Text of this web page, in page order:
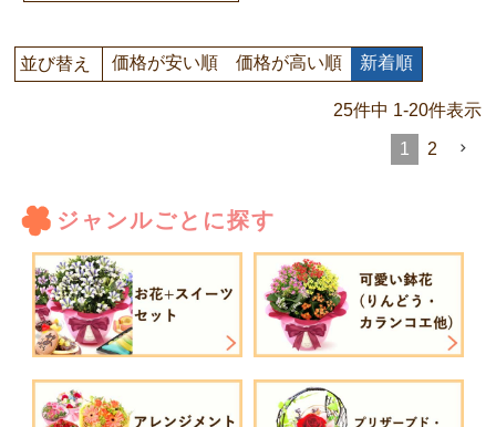
並び替え 価格が安い順 価格が高い順 新着順
25件中 1-20件表示
1 2
ジャンルごとに探す